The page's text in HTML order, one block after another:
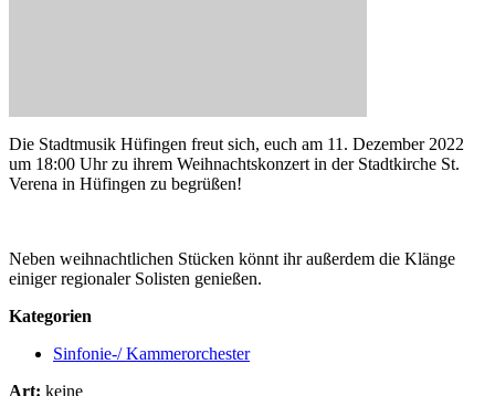
Die Stadtmusik Hüfingen freut sich, euch am 11. Dezember 2022
um 18:00 Uhr zu ihrem Weihnachtskonzert in der Stadtkirche St.
Verena in Hüfingen zu begrüßen!
Neben weihnachtlichen Stücken könnt ihr außerdem die Klänge
einiger regionaler Solisten genießen.
Kategorien
Sinfonie-/ Kammerorchester
Art: keine